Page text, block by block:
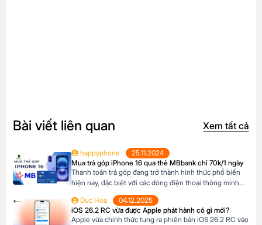
Bài viết liên quan Xem tất cả
happyphone
25.11.2024
Mua trả góp iPhone 16 qua thẻ MBbank chỉ 70k/1 ngày
Thanh toán trả góp đang trở thành hình thức phổ biến
hiện nay, đặc biệt với các dòng điện thoại thông minh
khả năng tài chính tức thời của nhiều người Tại Happy
Phone, khách hàng có thể lựa chọn chương trình trả […]
Duc Hoa
04.12.2025
iOS 26.2 RC vừa được Apple phát hành có gì mới?
Apple vừa chính thức tung ra phiên bản iOS 26.2 RC vào